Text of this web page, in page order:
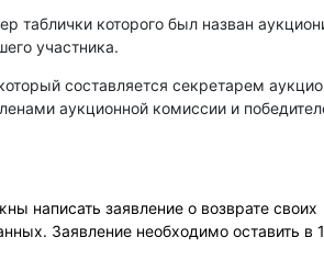
таблички которого был назван
участника.
составляется секретарем
аукционной комиссии и
написать заявление о возврате своих
Заявление необходимо оставить в